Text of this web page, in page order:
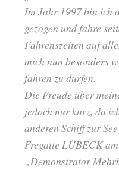
Im Jahr 1997 bin ich
gezogen und fahre
Fahrenszeiten auf
mich nun besonders
fahren zu dürfen.
Die Freude über
jedoch nur kurz, da
anderen Schiff zur
Fregatte LÜBECK
„Demonstrator